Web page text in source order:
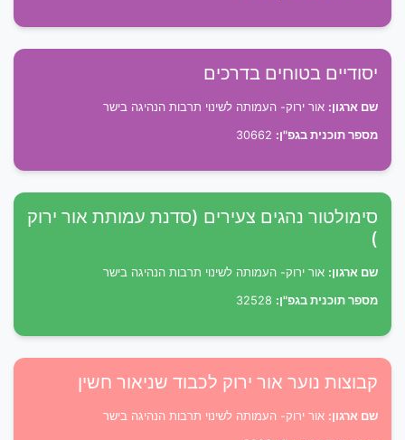
יסודיים בטוחים בדרכים
שם ארגון: אור ירוק- העמותה לשינוי תרבות הנהיגה בישר
מספר תוכנית בגפ"ן:
סימולטור נהגים צעירים (סדנת עמותת אור ירוק
)
שם ארגון: אור ירוק- העמותה לשינוי תרבות הנהיגה בישר
מספר תוכנית בגפ"ן:
קבוצות נוער אור ירוק לכבוד שניאור חשין
שם ארגון: אור ירוק- העמותה לשינוי תרבות הנהיגה בישר